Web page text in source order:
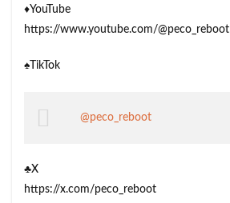
♦️YouTube
https://www.youtube.com/@peco_reboot
♠️TikTok
@peco_reboot
♣️X
https://x.com/peco_reboot